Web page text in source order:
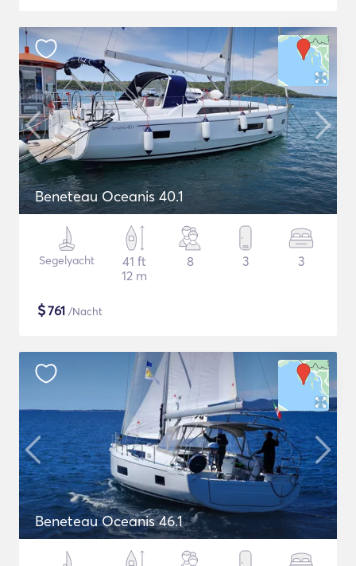
Beneteau Oceanis 40.1
Segelyacht
41 ft
12 m
8 3 3
$761 /Nacht
Beneteau Oceanis 46.1